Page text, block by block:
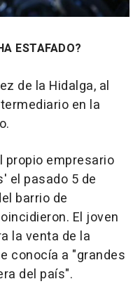
ESTAFADO?
de la Hidalga, al
en la
propio empresario
el pasado 5 de
barrio de
El joven
la venta de la
conocía a "grandes
del país".